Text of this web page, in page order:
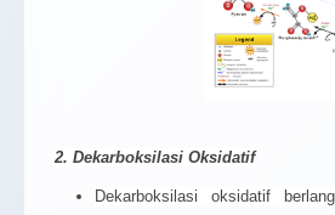
2. Dekarboksilasi Oksidatif
Dekarboksilasi oksidatif